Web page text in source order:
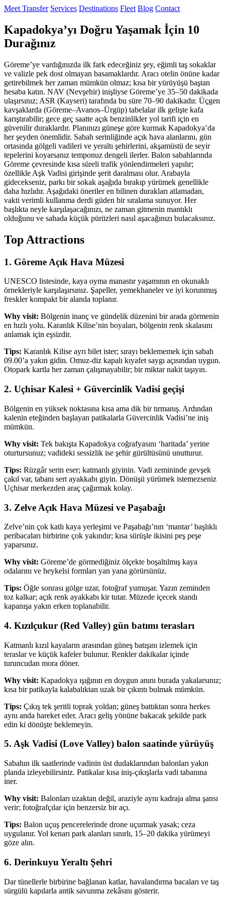
Meet Transfer Services Destinations Fleet Blog Contact
Kapadokya’yı Doğru Yaşamak İçin 10
Durağınız
Göreme’ye vardığınızda ilk fark edeceğiniz şey, eğimli taş sokaklar
ve valizle pek dost olmayan basamaklardır. Aracı otelin önüne kadar
getirebilmek her zaman mümkün olmaz; kısa bir yürüyüşü baştan
hesaba katın. NAV (Nevşehir) inişliyse Göreme’ye 35–50 dakikada
ulaşırsınız; ASR (Kayseri) tarafında bu süre 70–90 dakikadır. Üçgen
kavşaklarda (Göreme–Avanos–Ürgüp) tabelalar ilk gelişte kafa
karıştırabilir; gece geç saatte açık benzinlikler yol tarifi için en
güvenilir duraklardır. Planınızı güneşe göre kurmak Kapadokya’da
her şeyden önemlidir. Sabah serinliğinde açık hava alanlarını, gün
ortasında gölgeli vadileri ve yeraltı şehirlerini, akşamüstü de seyir
tepelerini koyarsanız temponuz dengeli ilerler. Balon sabahlarında
Göreme çevresinde kısa süreli trafik yönlendirmeleri yapılır;
özellikle Aşk Vadisi girişinde şerit daralması olur. Arabayla
gidecekseniz, parkı bir sokak aşağıda bırakıp yürümek genellikle
daha hızlıdır. Aşağıdaki öneriler en bilinen durakları atlamadan,
vakti verimli kullanma derdi güden bir sıralama sunuyor. Her
başlıkta neyle karşılaşacağınızı, ne zaman gitmenin mantıklı
olduğunu ve sahada küçük pürüzleri nasıl aşacağınızı bulacaksınız.
Top Attractions
1. Göreme Açık Hava Müzesi
UNESCO listesinde, kaya oyma manastır yaşamının en okunaklı
örnekleriyle karşılaşırsınız. Şapeller, yemekhaneler ve iyi korunmuş
freskler kompakt bir alanda toplanır.
Why visit: Bölgenin inanç ve gündelik düzenini bir arada görmenin
en hızlı yolu. Karanlık Kilise’nin boyaları, bölgenin renk skalasını
anlamak için eşsizdir.
Tips: Karanlık Kilise ayrı bilet ister; sırayı beklememek için sabah
09.00’a yakın gidin. Omuz-diz kapalı kıyafet saygı açısından uygun.
Otopark kartla her zaman çalışmayabilir; bir miktar nakit taşıyın.
2. Uçhisar Kalesi + Güvercinlik Vadisi geçişi
Bölgenin en yüksek noktasına kısa ama dik bir tırmanış. Ardından
kalenin eteğinden başlayan patikalarla Güvercinlik Vadisi’ne iniş
mümkün.
Why visit: Tek bakışta Kapadokya coğrafyasını ‘haritada’ yerine
oturtursunuz; vadideki sessizlik ise şehir gürültüsünü unutturur.
Tips: Rüzgâr serin eser; katmanlı giyinin. Vadi zemininde gevşek
çakıl var, tabanı sert ayakkabı giyin. Dönüşü yürümek istemezseniz
Uçhisar merkezden araç çağırmak kolay.
3. Zelve Açık Hava Müzesi ve Paşabağı
Zelve’nin çok katlı kaya yerleşimi ve Paşabağı’nın ‘mantar’ başlıklı
peribacaları birbirine çok yakındır; kısa sürüşle ikisini peş peşe
yaparsınız.
Why visit: Göreme’de görmediğiniz ölçekte boşaltılmış kaya
odalarını ve heykelsi formları yan yana görürsünüz.
Tips: Öğle sonrası gölge uzar, fotoğraf yumuşar. Yazın zeminden
toz kalkar; açık renk ayakkabı kir tutar. Müzede içecek standı
kapanışa yakın erken toplanabilir.
4. Kızılçukur (Red Valley) gün batımı terasları
Katmanlı kızıl kayaların arasından güneş batışını izlemek için
teraslar ve küçük kafeler bulunur. Renkler dakikalar içinde
turuncudan mora döner.
Why visit: Kapadokya ışığının en doygun anını burada yakalarsınız;
kısa bir patikayla kalabalıktan uzak bir çıkıntı bulmak mümkün.
Tips: Çıkış tek şeritli toprak yoldan; güneş battıktan sonra herkes
aynı anda hareket eder. Aracı geliş yönüne bakacak şekilde park
edin ki dönüşte beklemeyin.
5. Aşk Vadisi (Love Valley) balon saatinde yürüyüş
Sabahın ilk saatlerinde vadinin üst dudaklarından balonları yakın
planda izleyebilirsiniz. Patikalar kısa iniş-çıkışlarla vadi tabanına
iner.
Why visit: Balonları uzaktan değil, araziyle aynı kadraja alma şansı
verir; fotoğrafçılar için benzersiz bir açı.
Tips: Balon uçuş pencerelerinde drone uçurmak yasak; ceza
uygulanır. Yol kenarı park alanları sınırlı, 15–20 dakika yürümeyi
göze alın.
6. Derinkuyu Yeraltı Şehri
Dar tünellerle birbirine bağlanan katlar, havalandırma bacaları ve taş
sürgülü kapılarla antik savunma zekâsını gösterir.